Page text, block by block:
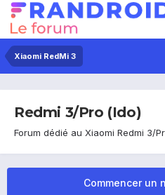
Xiaomi RedMi 3
Redmi 3/Pro (Ido)
Forum dédié au Xiaomi Redmi 3/
Commencer un